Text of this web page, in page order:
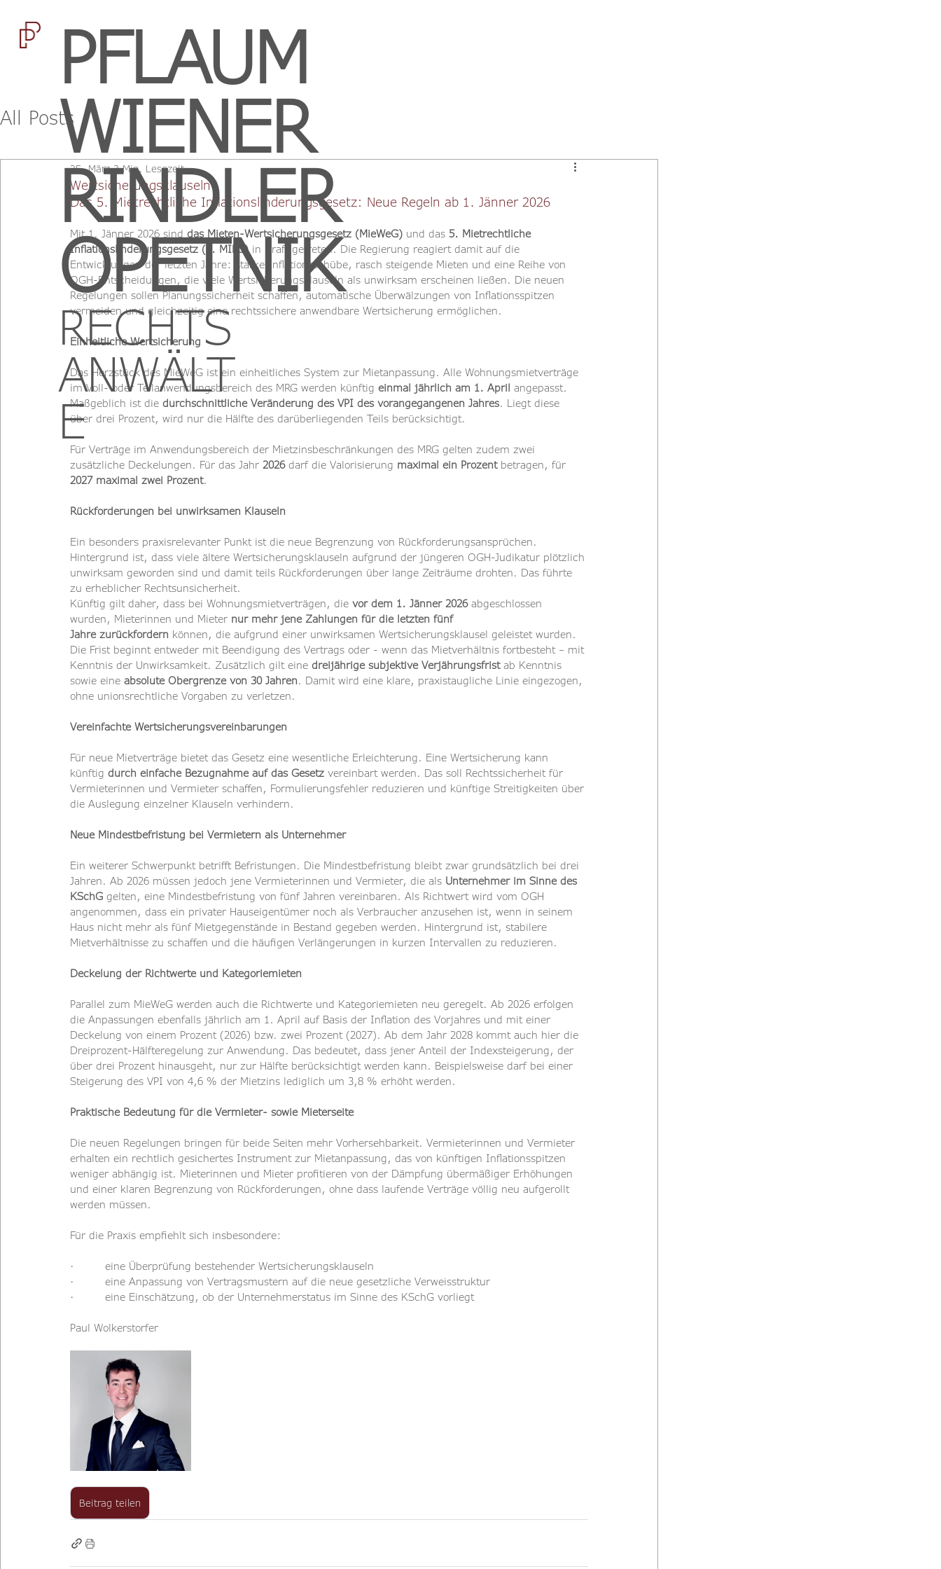
PFLAUM
WIENER
RINDLER
OPETNIK
RECHTS
ANWÄLT
E
All Posts
Wertsicherungsklauseln
25. März 3 Min. Lesezeit
Das 5. Mietrechtliche Inflationslinderungsgesetz: Neue Regeln ab 1. Jänner 2026
Mit 1. Jänner 2026 sind das Mieten-Wertsicherungsgesetz (MieWeG) und das 5. Mietrechtliche
Inflationslinderungsgesetz (5. MILG) in Kraft getreten. Die Regierung reagiert damit auf die
Entwicklungen der letzten Jahre: starke Inflationsschübe, rasch steigende Mieten und eine Reihe von
OGH-Entscheidungen, die viele Wertsicherungsklauseln als unwirksam erscheinen ließen. Die neuen
Regelungen sollen Planungssicherheit schaffen, automatische Überwälzungen von Inflationsspitzen
vermeiden und gleichzeitig eine rechtssichere anwendbare Wertsicherung ermöglichen.
Einheitliche Wertsicherung
Das Herzstück des MieWeG ist ein einheitliches System zur Mietanpassung. Alle Wohnungsmietverträge
im Voll- oder Teilanwendungsbereich des MRG werden künftig einmal jährlich am 1. April angepasst.
Maßgeblich ist die durchschnittliche Veränderung des VPI des vorangegangenen Jahres. Liegt diese
über drei Prozent, wird nur die Hälfte des darüberliegenden Teils berücksichtigt.
Für Verträge im Anwendungsbereich der Mietzinsbeschränkungen des MRG gelten zudem zwei
zusätzliche Deckelungen. Für das Jahr 2026 darf die Valorisierung maximal ein Prozent betragen, für
2027 maximal zwei Prozent.
Rückforderungen bei unwirksamen Klauseln
Ein besonders praxisrelevanter Punkt ist die neue Begrenzung von Rückforderungsansprüchen.
Hintergrund ist, dass viele ältere Wertsicherungsklauseln aufgrund der jüngeren OGH-Judikatur plötzlich
unwirksam geworden sind und damit teils Rückforderungen über lange Zeiträume drohten. Das führte
zu erheblicher Rechtsunsicherheit.
Künftig gilt daher, dass bei Wohnungsmietverträgen, die vor dem 1. Jänner 2026 abgeschlossen
wurden, Mieterinnen und Mieter nur mehr jene Zahlungen für die letzten fünf
Jahre zurückfordern können, die aufgrund einer unwirksamen Wertsicherungsklausel geleistet wurden.
Die Frist beginnt entweder mit Beendigung des Vertrags oder - wenn das Mietverhältnis fortbesteht – mit
Kenntnis der Unwirksamkeit. Zusätzlich gilt eine dreijährige subjektive Verjährungsfrist ab Kenntnis
sowie eine absolute Obergrenze von 30 Jahren. Damit wird eine klare, praxistaugliche Linie eingezogen,
ohne unionsrechtliche Vorgaben zu verletzen.
Vereinfachte Wertsicherungsvereinbarungen
Für neue Mietverträge bietet das Gesetz eine wesentliche Erleichterung. Eine Wertsicherung kann
künftig durch einfache Bezugnahme auf das Gesetz vereinbart werden. Das soll Rechtssicherheit für
Vermieterinnen und Vermieter schaffen, Formulierungsfehler reduzieren und künftige Streitigkeiten über
die Auslegung einzelner Klauseln verhindern.
Neue Mindestbefristung bei Vermietern als Unternehmer
Ein weiterer Schwerpunkt betrifft Befristungen. Die Mindestbefristung bleibt zwar grundsätzlich bei drei
Jahren. Ab 2026 müssen jedoch jene Vermieterinnen und Vermieter, die als Unternehmer im Sinne des
KSchG gelten, eine Mindestbefristung von fünf Jahren vereinbaren. Als Richtwert wird vom OGH
angenommen, dass ein privater Hauseigentümer noch als Verbraucher anzusehen ist, wenn in seinem
Haus nicht mehr als fünf Mietgegenstände in Bestand gegeben werden. Hintergrund ist, stabilere
Mietverhältnisse zu schaffen und die häufigen Verlängerungen in kurzen Intervallen zu reduzieren.
Deckelung der Richtwerte und Kategoriemieten
Parallel zum MieWeG werden auch die Richtwerte und Kategoriemieten neu geregelt. Ab 2026 erfolgen
die Anpassungen ebenfalls jährlich am 1. April auf Basis der Inflation des Vorjahres und mit einer
Deckelung von einem Prozent (2026) bzw. zwei Prozent (2027). Ab dem Jahr 2028 kommt auch hier die
Dreiprozent-Hälfteregelung zur Anwendung. Das bedeutet, dass jener Anteil der Indexsteigerung, der
über drei Prozent hinausgeht, nur zur Hälfte berücksichtigt werden kann. Beispielsweise darf bei einer
Steigerung des VPI von 4,6 % der Mietzins lediglich um 3,8 % erhöht werden.
Praktische Bedeutung für die Vermieter- sowie Mieterseite
Die neuen Regelungen bringen für beide Seiten mehr Vorhersehbarkeit. Vermieterinnen und Vermieter
erhalten ein rechtlich gesichertes Instrument zur Mietanpassung, das von künftigen Inflationsspitzen
weniger abhängig ist. Mieterinnen und Mieter profitieren von der Dämpfung übermäßiger Erhöhungen
und einer klaren Begrenzung von Rückforderungen, ohne dass laufende Verträge völlig neu aufgerollt
werden müssen.
Für die Praxis empfiehlt sich insbesondere:
·         eine Überprüfung bestehender Wertsicherungsklauseln
·         eine Anpassung von Vertragsmustern auf die neue gesetzliche Verweisstruktur
·         eine Einschätzung, ob der Unternehmerstatus im Sinne des KSchG vorliegt
Paul Wolkerstorfer
Beitrag teilen